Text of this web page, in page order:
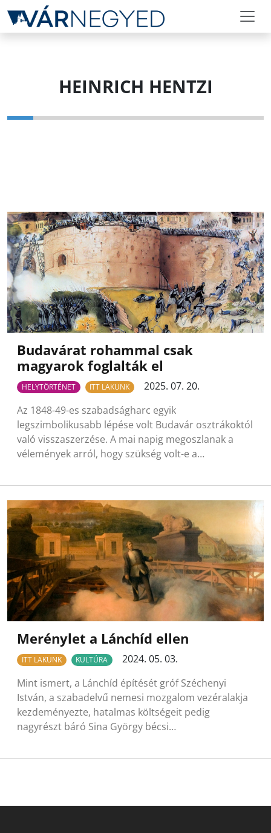
HEINRICH HENTZI
Budavárat rohammal csak
magyarok foglalták el
HELYTÖRTÉNET ITT LAKUNK
2025. 07. 20.
Az 1848-49-es szabadságharc egyik
legszimbolikusabb lépése volt Budavár osztrákoktól
való visszaszerzése. A mai napig megoszlanak a
vélemények arról, hogy szükség volt-e a…
Merénylet a Lánchíd ellen
ITT LAKUNK KULTÚRA
2024. 05. 03.
Mint ismert, a Lánchíd építését gróf Széchenyi
István, a szabadelvű nemesi mozgalom vezéralakja
kezdeményezte, hatalmas költségeit pedig
nagyrészt báró Sina György bécsi…